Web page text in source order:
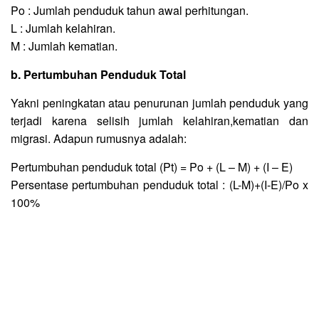
Po : Jumlah penduduk tahun awal perhitungan.
L : Jumlah kelahiran.
M : Jumlah kematian.
b. Pertumbuhan Penduduk Total
Yakni peningkatan atau penurunan jumlah penduduk yang
terjadi karena selisih jumlah kelahiran,kematian dan
migrasi. Adapun rumusnya adalah:
Pertumbuhan penduduk total (Pt) = Po + (L – M) + (I – E)
Persentase pertumbuhan penduduk total : (L-M)+(I-E)/Po x
100%